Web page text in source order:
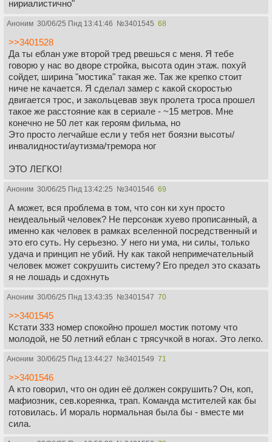
нириалистично"
Аноним 30/06/25 Пнд 13:41:46 №3401545 68
>>3401528
Да ты еблан уже второй тред рвешься с меня. Я тебе
говорю у нас во дворе стройка, высота один этаж. похуй
сойдет, ширина "мостика" такая же. Так же крепко стоит
ниче не качается. Я сделал замер с какой скоростью
двигается трос, и закольцевав звук пролета троса прошел
такое же расстояние как в сериале - ~15 метров. Мне
конечно не 50 лет как героям фильма, но
Это просто легчайше если у тебя нет боязни высоты/
инвалидности/аутизма/тремора ног
ЭТО ЛЕГКО!
Аноним 30/06/25 Пнд 13:42:25 №3401546 69
А может, вся проблема в том, что сон ки хун просто
неидеальный человек? Не персонаж хуево прописанный, а
именно как человек в рамках вселенной посредственный и
это его суть. Ну серьезно. У него ни ума, ни силы, только
удача и принцип не убий. Ну как такой непримечательный
человек может сокрушить систему? Его предел это сказать
я не лошадь и сдохнуть
Аноним 30/06/25 Пнд 13:43:35 №3401547 70
>>3401545
Кстати 333 номер спокойно прошел мостик потому что
молодой, не 50 летний еблан с трясучкой в ногах. Это легко.
Аноним 30/06/25 Пнд 13:44:27 №3401549 71
>>3401546
А кто говорил, что он один её должен сокрушить? Он, коп,
мафиозник, сев.кореянка, трап. Команда мстителей как бы
готовилась. И мораль нормальная была бы - вместе ми
сила.